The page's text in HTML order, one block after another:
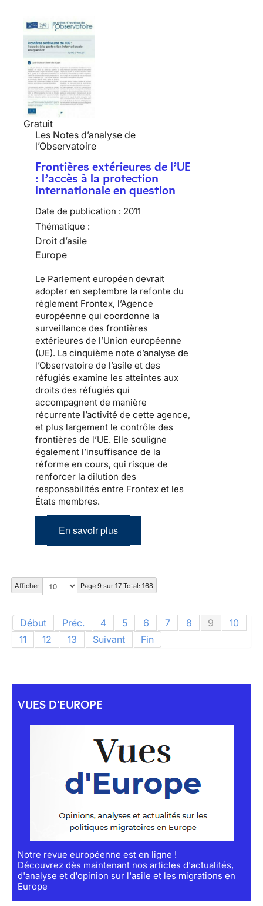
Gratuit
Les Notes d’analyse de
l’Observatoire
Frontières extérieures de l’UE
: l’accès à la protection
internationale en question
Date de publication : 2011
Thématique :
Droit d’asile
Europe
Le Parlement européen devrait
adopter en septembre la refonte du
règlement Frontex, l’Agence
européenne qui coordonne la
surveillance des frontières
extérieures de l’Union européenne
(UE). La cinquième note d’analyse de
l’Observatoire de l’asile et des
réfugiés examine les atteintes aux
droits des réfugiés qui
accompagnent de manière
récurrente l’activité de cette agence,
et plus largement le contrôle des
frontières de l’UE. Elle souligne
également l’insuffisance de la
réforme en cours, qui risque de
renforcer la dilution des
responsabilités entre Frontex et les
États membres.
En savoir plus
Afficher Page 9 sur 17 Total: 168
Début Préc. 4 5 6 7 8 9
10
11
12 13 Suivant Fin
VUES D'EUROPE
Notre revue européenne est en ligne !
Découvrez dès maintenant nos articles d'actualités,
d'analyse et d'opinion sur l'asile et les migrations en
Europe